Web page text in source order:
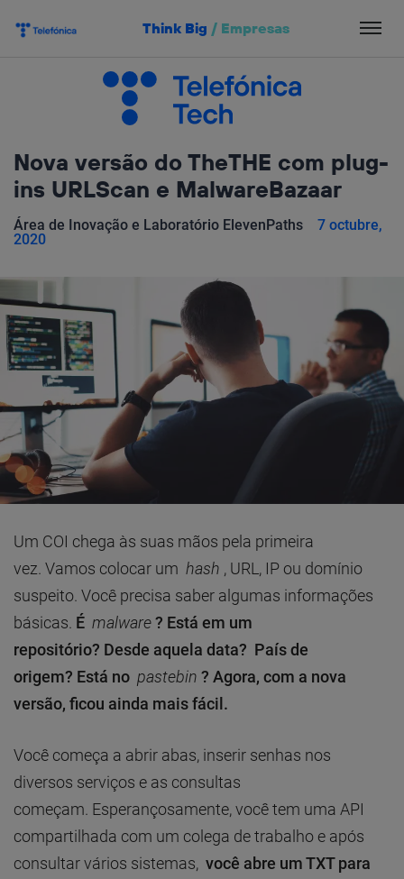
Think Big / Empresas
Nova versão do TheTHE com plug-
ins URLScan e MalwareBazaar
Área de Inovação e Laboratório ElevenPaths
7 octubre,
2020
Um COI chega às suas mãos pela primeira
vez. Vamos colocar um hash , URL, IP ou domínio
suspeito. Você precisa saber algumas informações
básicas. É malware? Está em um
repositório? Desde aquela data? País de
origem? Está no pastebin ? Agora, com a nova
versão, ficou ainda mais fácil.
Você começa a abrir abas, inserir senhas nos
diversos serviços e as consultas
começam. Esperançosamente, você tem uma API
compartilhada com um colega de trabalho e após
consultar vários sistemas, você abre um TXT para